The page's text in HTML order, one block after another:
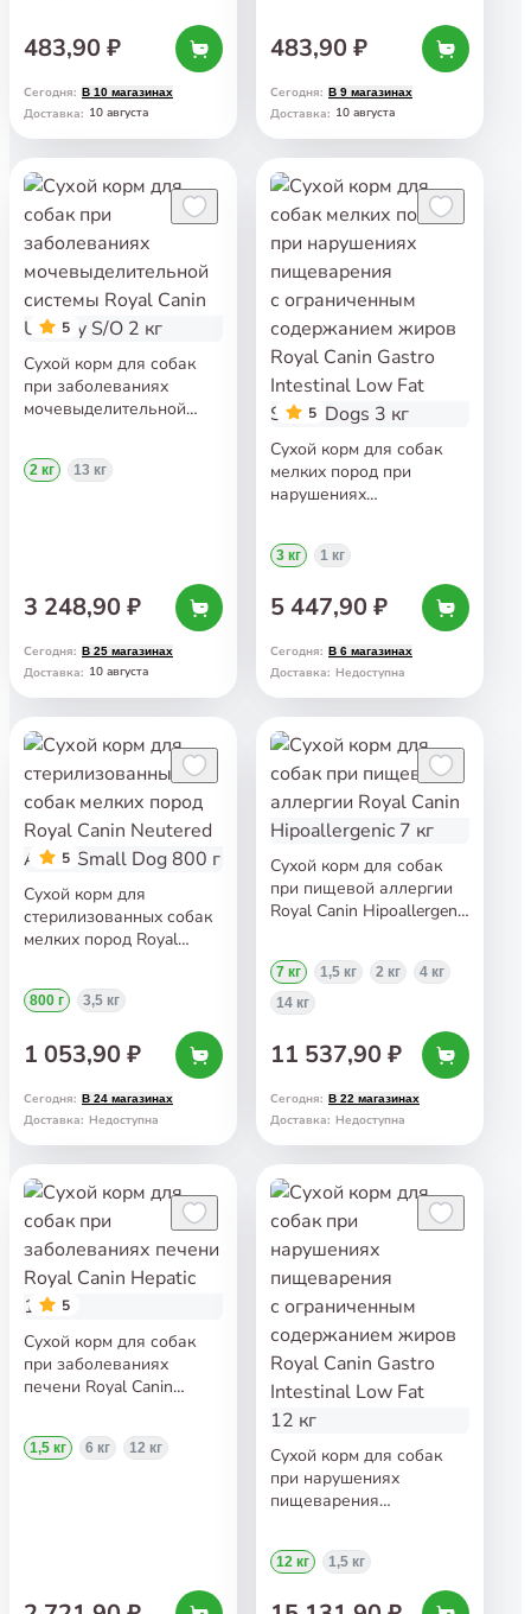
Gastrointestinal Рубленое
мясо с ягненком
483,90 ₽
Сегодня: В 10 магазинах
Доставка: 10 августа
мясо с кониной 340 г
483,90 ₽
Сегодня: В 9 магазинах
Доставка: 10 августа
5
Сухой корм для собак
при заболеваниях
мочевыделительной
Urinary S/O 2 кг
2 кг 13 кг
3 248,90 ₽
Сегодня: В 25 магазинах
Доставка: 10 августа
5
Сухой корм для собак
мелких пород при
нарушениях
с ограниченным
содержанием жиров
Intestinal Low Fat Small
3 кг 1 кг
5 447,90 ₽
Сегодня: В 6 магазинах
Доставка: Недоступна
5
Сухой корм для
стерилизованных собак
мелких пород Royal
Small Dog 800 г
800 г 3,5 кг
1 053,90 ₽
Сегодня: В 24 магазинах
Доставка: Недоступна
Сухой корм для собак
при пищевой аллергии
Royal Canin Hipoallergenic
7 кг 1,5 кг 2 кг
4 кг
14 кг
11 537,90 ₽
Сегодня: В 22 магазинах
Доставка: Недоступна
5
Сухой корм для собак
при заболеваниях
печени Royal Canin
1,5 кг 6 кг 12 кг
Сухой корм для собак
при нарушениях
пищеварения
содержанием жиров
Royal Canin Gastro
Intestinal Low Fat 12 кг
12 кг 1,5 кг